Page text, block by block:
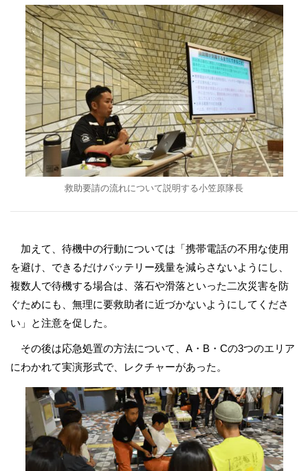
救助要請の流れについて説明する小笠原隊長
加えて、待機中の行動については「携帯電話の不用な使用
を避け、できるだけバッテリー残量を減らさないようにし、
複数人で待機する場合は、落石や滑落といった二次災害を防
ぐためにも、無理に要救助者に近づかないようにしてくださ
い」と注意を促した。
その後は応急処置の方法について、A・B・Cの3つのエリア
にわかれて実演形式で、レクチャーがあった。